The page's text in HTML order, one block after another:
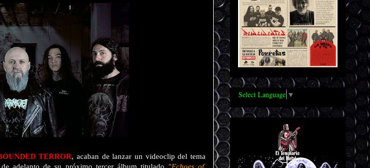
TERROR, acaban de lanzar un videoclip del tema
Select Language ▼